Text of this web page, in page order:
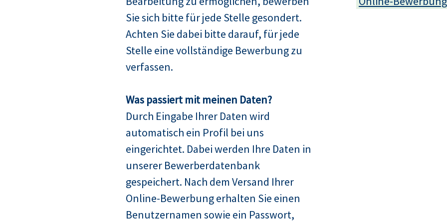
Sie sich bitte für jede Stelle gesondert.
Achten Sie dabei bitte darauf, für jede
Stelle eine vollständige Bewerbung zu
verfassen.
Was passiert mit meinen Daten?
Durch Eingabe Ihrer Daten wird
automatisch ein Profil bei uns
eingerichtet. Dabei werden Ihre Daten in
unserer Bewerberdatenbank
gespeichert. Nach dem Versand Ihrer
Online-Bewerbung erhalten Sie einen
Benutzernamen sowie ein Passwort,